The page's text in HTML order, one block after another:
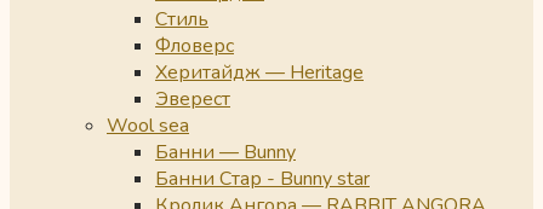
Стиль
Фловерс
Херитайдж — Heritage
Эверест
Wool sea
Банни — Bunny
Банни Стар - Bunny star